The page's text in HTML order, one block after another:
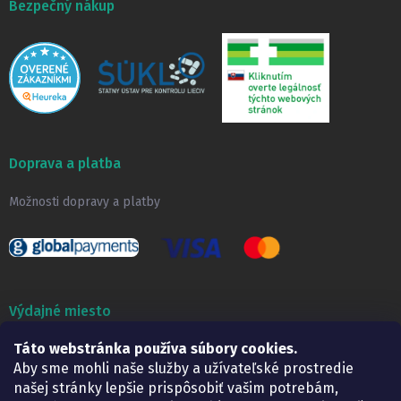
Táto webstránka používa súbory cookies.
Aby sme mohli naše služby a užívateľské prostredie
našej stránky lepšie prispôsobiť vašim potrebám,
Bezpečný nákup
Doprava a platba
Možnosti dopravy a platby
Výdajné miesto
Lekáreň ADONAI
Košice – Smetanova 2
Pondelok:
07.30 – 15.30 h.